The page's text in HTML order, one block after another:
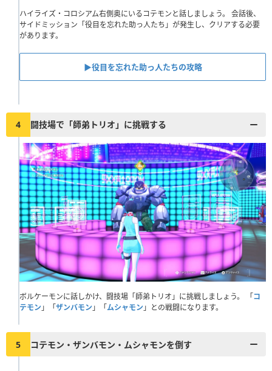
ハイライズ・コロシアム右側奥にいるコテモンと話しましょう。 会話後、
サイドミッション「役目を忘れた助っ人たち」が発生し、クリアする必要
があります。
▶︎役目を忘れた助っ人たちの攻略
4 闘技場で「師弟トリオ」に挑戦する
ボルケーモンに話しかけ、闘技場「師弟トリオ」に挑戦しましょう。 「コ
テモン 」「ザンバモン 」「ムシャモン 」との戦闘になります。
5 コテモン・ザンバモン・ムシャモンを倒す